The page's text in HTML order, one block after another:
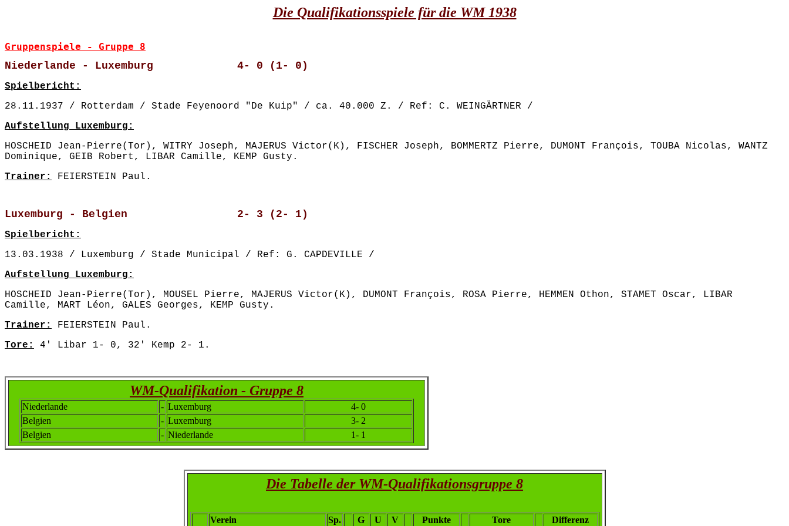
Die Qualifikationsspiele für die WM 1938
Gruppenspiele - Gruppe 8
Niederlande - Luxemburg             4- 0 (1- 0)
Spielbericht:
28.11.1937 / Rotterdam / Stade Feyenoord "De Kuip" / ca. 40.000 Z. / Ref: C. WEINGÄRTNER /
Aufstellung Luxemburg:
HOSCHEID Jean-Pierre(Tor), WITRY Joseph, MAJERUS Victor(K), FISCHER Joseph, BOMMERTZ Pierre, DUMONT François, TOUBA Nicolas, WANTZ
Dominique, GEIB Robert, LIBAR Camille, KEMP Gusty.
Trainer:
FEIERSTEIN Paul.
Luxemburg - Belgien                 2- 3 (2- 1)
Spielbericht:
13.03.1938 / Luxemburg / Stade Municipal / Ref: G. CAPDEVILLE /
Aufstellung Luxemburg:
HOSCHEID Jean-Pierre(Tor), MOUSEL Pierre, MAJERUS Victor(K), DUMONT François, ROSA Pierre, HEMMEN Othon, STAMET Oscar, LIBAR
Camille, MART Léon, GALES Georges, KEMP Gusty.
Trainer:
FEIERSTEIN Paul.
Tore:
4' Libar 1- 0, 32' Kemp 2- 1.
WM-Qualifikation - Gruppe 8
Niederlande - Luxemburg
4- 0
Belgien
- Luxemburg
3- 2
Belgien
- Niederlande 1- 1
Die Tabelle der WM-Qualifikationsgruppe 8
Verein Sp. G U V Punkte Tore Differenz